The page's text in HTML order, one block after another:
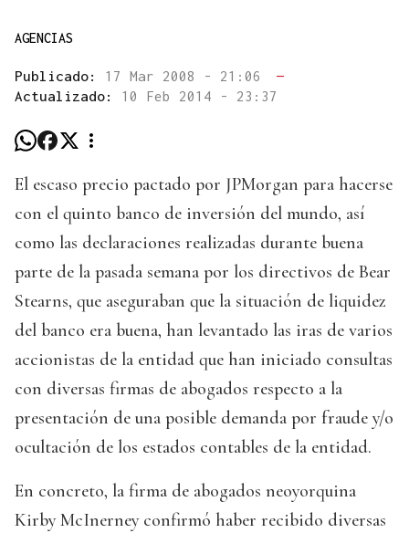
AGENCIAS
Publicado: 17 Mar 2008 - 21:06
—
Actualizado: 10 Feb 2014 - 23:37
El escaso precio pactado por JPMorgan para hacerse
con el quinto banco de inversión del mundo, así
como las declaraciones realizadas durante buena
parte de la pasada semana por los directivos de Bear
Stearns, que aseguraban que la situación de liquidez
del banco era buena, han levantado las iras de varios
accionistas de la entidad que han iniciado consultas
con diversas firmas de abogados respecto a la
presentación de una posible demanda por fraude y/o
ocultación de los estados contables de la entidad.
En concreto, la firma de abogados neoyorquina
Kirby McInerney confirmó haber recibido diversas